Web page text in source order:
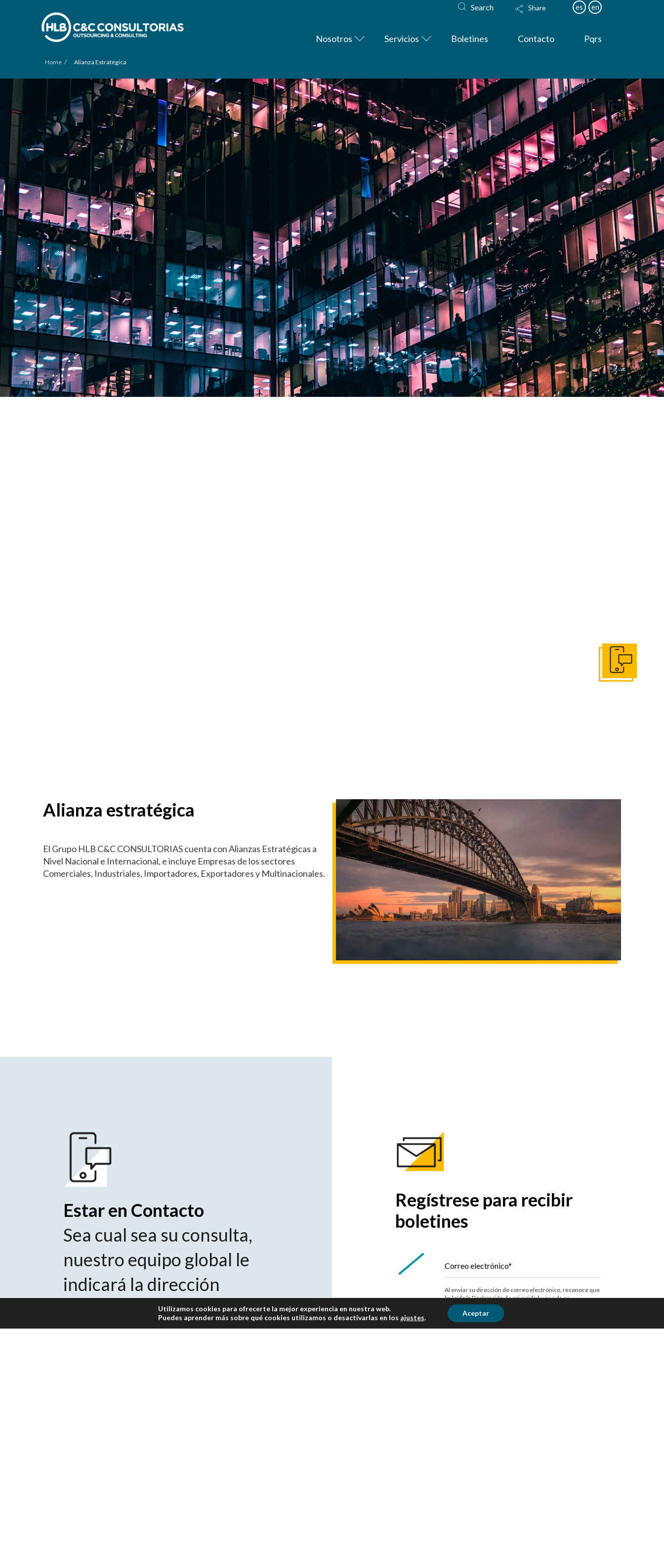
Search Share es en
Nosotros Servicios Boletines Contacto Pqrs
Home / Alianza Estratégica
Alianza estratégica
El Grupo HLB C&C CONSULTORIAS cuenta con Alianzas Estratégicas a
Nivel Nacional e Internacional, e incluye Empresas de los sectores
Comerciales, Industriales, Importadores, Exportadores y Multinacionales.
Estar en Contacto
Sea cual sea su consulta,
nuestro equipo global le
indicará la dirección
Regístrese para recibir
boletines
Correo electrónico*
Al enviar su dirección de correo electrónico, reconoce que
ha leído la Declaración de privacidad y que da su
consentimiento para que procesemos los datos de
acuerdo con lasDeclaracion de privacidad
transferencias internacionales). Si cambia de opinión en
cualquier momento acerca de desear recibir nuestra
Ir a contácto
Utilizamos cookies para ofrecerte la mejor experiencia en nuestra web.
Puedes aprender más sobre qué cookies utilizamos o desactivarlas en los ajustes.
Aceptar